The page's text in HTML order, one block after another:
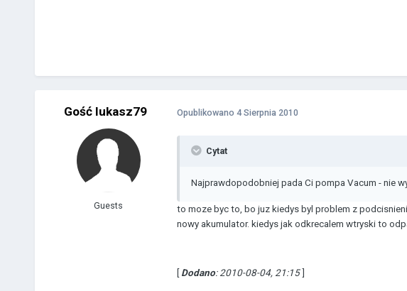
Gość lukasz79
Guests
Opublikowano 4 Sierpnia 2010
Cytat
Najprawdopodobniej pada Ci pompa Vacum - nie
to moze byc to, bo juz kiedys byl problem z
nowy akumulator. kiedys jak odkrecalem wtryski to
Dodano: 2010-08-04, 21:15]